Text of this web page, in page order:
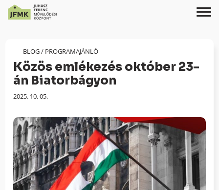
Content
navigációhoz
BLOG/ PROGRAMAJÁNLÓ
Közös emlékezés október 23-
án Biatorbágyon
Megjelenés
2025. 10. 05.